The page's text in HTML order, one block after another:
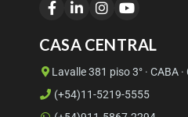
CASA CENTRAL
Lavalle 381 piso 3° · CABA
(+54)11-5219-5555